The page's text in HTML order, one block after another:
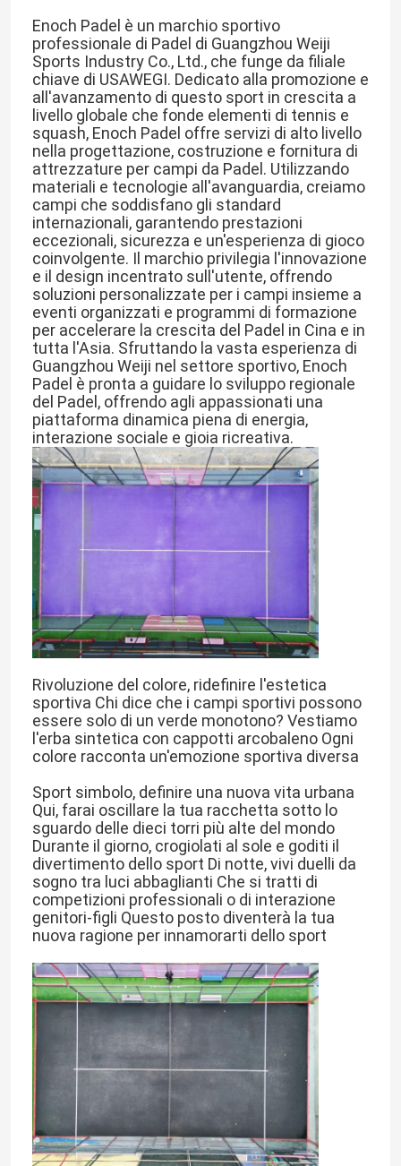
Casa.
Prodotti
Video
Chi Siamo
Visita alla fabbrica
Controllo di qualità
Contattaci
Casi
Chiedi un preventivo
Enoch Padel è un marchio sportivo
professionale di Padel di Guangzhou Weiji
Sports Industry Co., Ltd., che funge da filiale
chiave di USAWEGI. Dedicato alla promozione e
all'avanzamento di questo sport in crescita a
livello globale che fonde elementi di tennis e
squash, Enoch Padel offre servizi di alto livello
nella progettazione, costruzione e fornitura di
attrezzature per campi da Padel. Utilizzando
materiali e tecnologie all'avanguardia, creiamo
campi che soddisfano gli standard
internazionali, garantendo prestazioni
eccezionali, sicurezza e un'esperienza di gioco
coinvolgente. Il marchio privilegia l'innovazione
e il design incentrato sull'utente, offrendo
soluzioni personalizzate per i campi insieme a
eventi organizzati e programmi di formazione
per accelerare la crescita del Padel in Cina e in
tutta l'Asia. Sfruttando la vasta esperienza di
Guangzhou Weiji nel settore sportivo, Enoch
Padel è pronta a guidare lo sviluppo regionale
del Padel, offrendo agli appassionati una
piattaforma dinamica piena di energia,
interazione sociale e gioia ricreativa.
Rivoluzione del colore, ridefinire l'estetica
sportiva Chi dice che i campi sportivi possono
essere solo di un verde monotono? Vestiamo
l'erba sintetica con cappotti arcobaleno Ogni
colore racconta un'emozione sportiva diversa
Sport simbolo, definire una nuova vita urbana
Qui, farai oscillare la tua racchetta sotto lo
sguardo delle dieci torri più alte del mondo
Durante il giorno, crogiolati al sole e goditi il
divertimento dello sport Di notte, vivi duelli da
sogno tra luci abbaglianti Che si tratti di
competizioni professionali o di interazione
genitori-figli Questo posto diventerà la tua
nuova ragione per innamorarti dello sport